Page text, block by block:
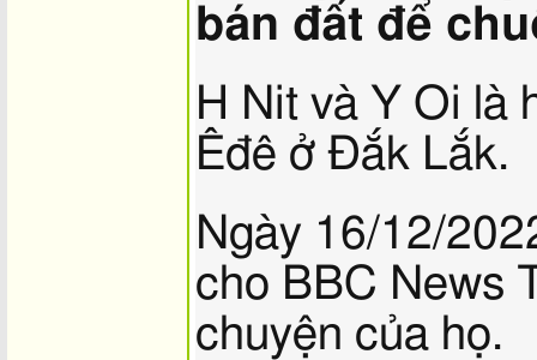
bán đất để
H Nit và Y Oi là
Êđê ở Đắk Lắk.
Ngày 16/12/
cho BBC News
chuyện của họ.